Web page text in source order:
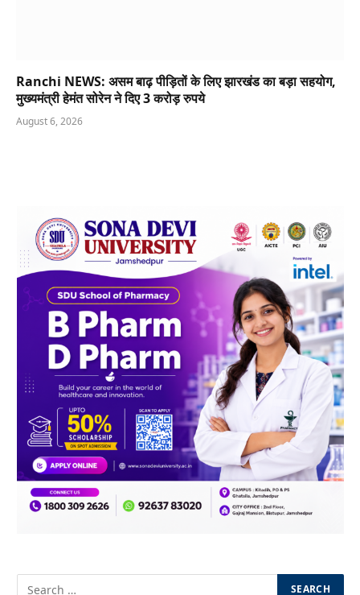
Ranchi NEWS: असम बाढ़ पीड़ितों के लिए झारखंड का बड़ा सहयोग,
मुख्यमंत्री हेमंत सोरेन ने दिए 3 करोड़ रुपये
August 6, 2026